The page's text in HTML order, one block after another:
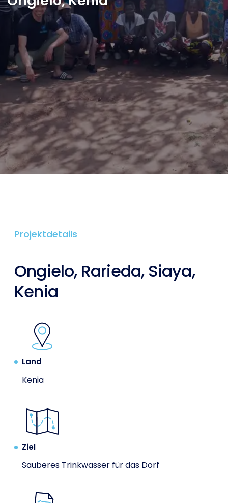
Shop
Français
Je veux aider !
Projektdetails
Ongielo, Rarieda, Siaya,
Kenia
Land
Kenia
Ziel
Sauberes Trinkwasser für das Dorf